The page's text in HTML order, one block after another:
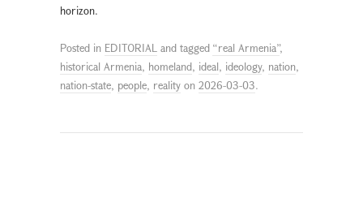
horizon.
Posted in EDITORIAL and tagged “real Armenia”,
historical Armenia, homeland, ideal, ideology, nation,
nation-state, people, reality on 2026-03-03.